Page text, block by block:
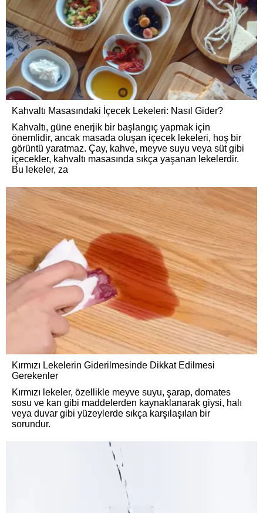
Kahvaltı Masasındaki İçecek Lekeleri: Nasıl Gider?
Kahvaltı, güne enerjik bir başlangıç yapmak için
önemlidir, ancak masada oluşan içecek lekeleri, hoş bir
görüntü yaratmaz. Çay, kahve, meyve suyu veya süt gibi
içecekler, kahvaltı masasında sıkça yaşanan lekelerdir.
Bu lekeler, za
Kırmızı Lekelerin Giderilmesinde Dikkat Edilmesi
Gerekenler
Kırmızı lekeler, özellikle meyve suyu, şarap, domates
sosu ve kan gibi maddelerden kaynaklanarak giysi, halı
veya duvar gibi yüzeylerde sıkça karşılaşılan bir
sorundur.